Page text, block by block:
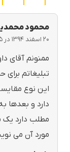
محمود
۲۰ اسفند ۱۳۹۴ در ۷:۴۵ قبل از ظهر
ممنونم آقای
تبلیغاتم
این نوع
دارد و بعدها
مطلب دارد یک
مورد آن می